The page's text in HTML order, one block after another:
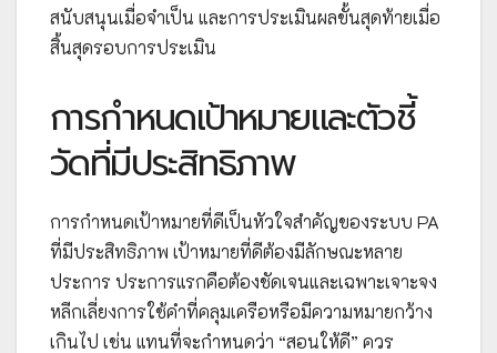
สนับสนุนเมื่อจำเป็น และการประเมินผลขั้นสุดท้ายเมื่อ
สิ้นสุดรอบการประเมิน
การกำหนดเป้าหมายและตัวชี้
วัดที่มีประสิทธิภาพ
การกำหนดเป้าหมายที่ดีเป็นหัวใจสำคัญของระบบ PA
ที่มีประสิทธิภาพ เป้าหมายที่ดีต้องมีลักษณะหลาย
ประการ ประการแรกคือต้องชัดเจนและเฉพาะเจาะจง
หลีกเลี่ยงการใช้คำที่คลุมเครือหรือมีความหมายกว้าง
เกินไป เช่น แทนที่จะกำหนดว่า “สอนให้ดี” ควร